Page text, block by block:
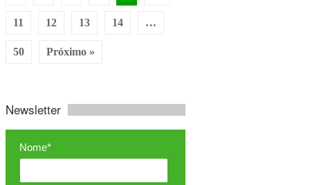
11 12 13 14 …
50 Próximo »
Newsletter
Nome*